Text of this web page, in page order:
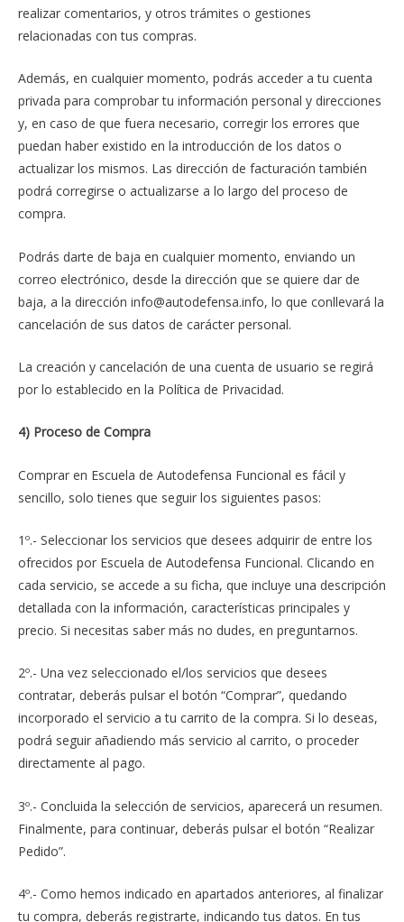
realizar comentarios, y otros trámites o gestiones
relacionadas con tus compras.
Además, en cualquier momento, podrás acceder a tu cuenta
privada para comprobar tu información personal y direcciones
y, en caso de que fuera necesario, corregir los errores que
puedan haber existido en la introducción de los datos o
actualizar los mismos. Las dirección de facturación también
podrá corregirse o actualizarse a lo largo del proceso de
compra.
Podrás darte de baja en cualquier momento, enviando un
correo electrónico, desde la dirección que se quiere dar de
baja, a la dirección info@autodefensa.info, lo que conllevará la
cancelación de sus datos de carácter personal.
La creación y cancelación de una cuenta de usuario se regirá
por lo establecido en la Política de Privacidad.
4) Proceso de Compra
Comprar en Escuela de Autodefensa Funcional es fácil y
sencillo, solo tienes que seguir los siguientes pasos:
1º.- Seleccionar los servicios que desees adquirir de entre los
ofrecidos por Escuela de Autodefensa Funcional. Clicando en
cada servicio, se accede a su ficha, que incluye una descripción
detallada con la información, características principales y
precio. Si necesitas saber más no dudes, en preguntarnos.
2º.- Una vez seleccionado el/los servicios que desees
contratar, deberás pulsar el botón “Comprar”, quedando
incorporado el servicio a tu carrito de la compra. Si lo deseas,
podrá seguir añadiendo más servicio al carrito, o proceder
directamente al pago.
3º.- Concluida la selección de servicios, aparecerá un resumen.
Finalmente, para continuar, deberás pulsar el botón “Realizar
Pedido”.
4º.- Como hemos indicado en apartados anteriores, al finalizar
tu compra, deberás registrarte, indicando tus datos. En tus